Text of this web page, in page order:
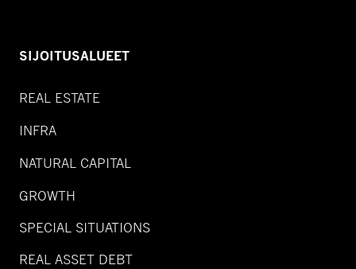
SIJOITUSALUEET
REAL ESTATE
INFRA
NATURAL CAPITAL
GROWTH
SPECIAL SITUATIONS
REAL ASSET DEBT